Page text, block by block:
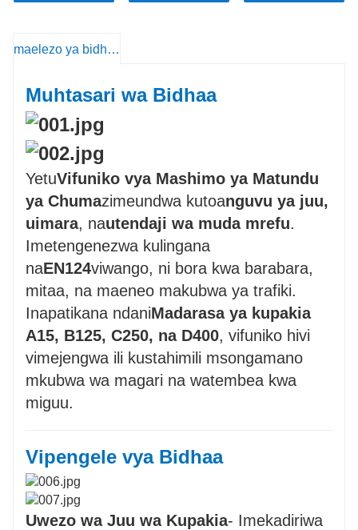
usioidhinishwa na huongeza usalama.
wa haraka na mzuri na zana ndogo
zinazohitajika.
maelezo ya bidhaa
Muhtasari wa Bidhaa
YetuVifuniko vya Mashimo ya Matundu
ya Chumazimeundwa kutoanguvu ya juu,
uimara, nautendaji wa muda mrefu.
Imetengenezwa kulingana
naEN124viwango, ni bora kwa barabara,
mitaa, na maeneo makubwa ya trafiki.
Inapatikana ndaniMadarasa ya kupakia
A15, B125, C250, na D400, vifuniko hivi
vimejengwa ili kustahimili msongamano
mkubwa wa magari na watembea kwa
miguu.
Vipengele vya Bidhaa
Uwezo wa Juu wa Kupakia- Imekadiriwa